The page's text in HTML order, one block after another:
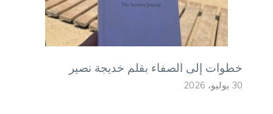
خطوات إلى الصفاء بقلم خديجة نصير
30 يوليو، 2026